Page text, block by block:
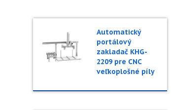
Automatický
portálový
zakladač KHG-
2209 pre CNC
veľkoplošné píly